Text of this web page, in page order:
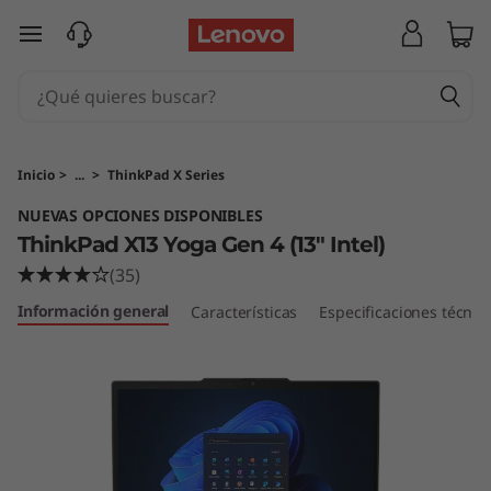
T
n
k
P
a
Ir al contenido principal
Inicio > ... > ThinkPad X Series
NUEVAS OPCIONES DISPONIBLES
ThinkPad X13 Yoga Gen 4 (13" Intel)
(35)
Información general Características Especificaciones